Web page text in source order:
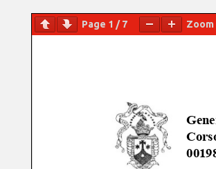
Page 1 /7 Zoom